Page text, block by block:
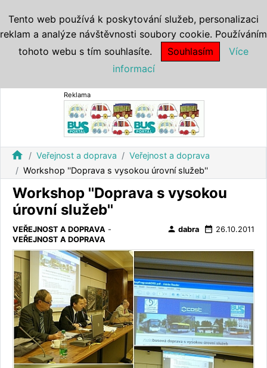
Reklama
home Veřejnost a doprava
Veřejnost a doprava
Workshop ''Doprava s vysokou úrovní služeb''
Workshop ''Doprava s vysokou
úrovní služeb''
VEŘEJNOST A DOPRAVA -
VEŘEJNOST A DOPRAVA
person dabra date_range 26.10.2011
Tento web používá k poskytování služeb, personalizaci
reklam a analýze návštěvnosti soubory cookie. Používáním
tohoto webu s tím souhlasíte.
Souhlasím
Více
informací